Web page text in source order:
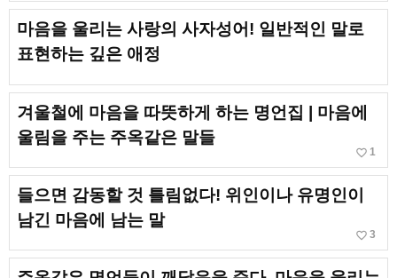
마음을 울리는 사랑의 사자성어! 일반적인 말로
표현하는 깊은 애정
겨울철에 마음을 따뜻하게 하는 명언집 | 마음에
울림을 주는 주옥같은 말들
favorite_border 1
들으면 감동할 것 틀림없다! 위인이나 유명인이
남긴 마음에 남는 말
favorite_border 3